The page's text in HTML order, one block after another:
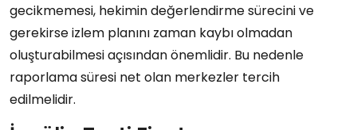
gecikmemesi, hekimin değerlendirme sürecini ve
gerekirse izlem planını zaman kaybı olmadan
oluşturabilmesi açısından önemlidir. Bu nedenle
raporlama süresi net olan merkezler tercih
edilmelidir.